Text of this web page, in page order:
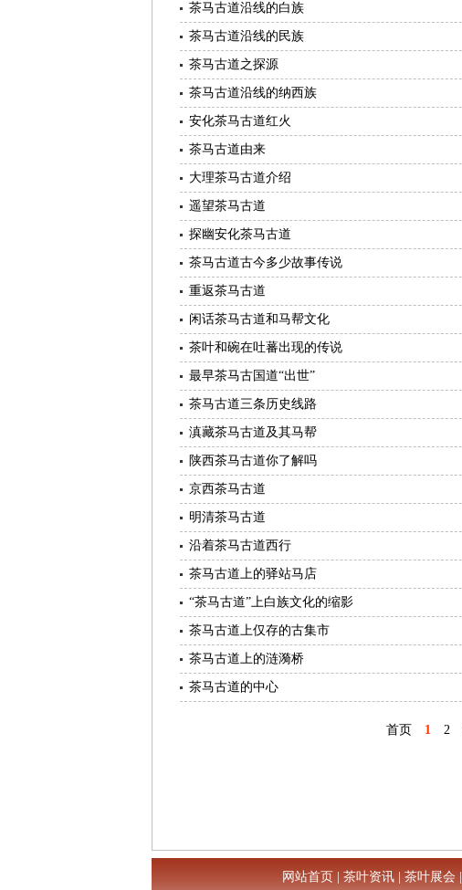
茶马古道沿线的白族
茶马古道沿线的民族
茶马古道之探源
茶马古道沿线的纳西族
安化茶马古道红火
茶马古道由来
大理茶马古道介绍
遥望茶马古道
探幽安化茶马古道
茶马古道古今多少故事传说
重返茶马古道
闲话茶马古道和马帮文化
茶叶和碗在吐蕃出现的传说
最早茶马古国道“出世”
茶马古道三条历史线路
滇藏茶马古道及其马帮
陕西茶马古道你了解吗
京西茶马古道
明清茶马古道
沿着茶马古道西行
茶马古道上的驿站马店
“茶马古道”上白族文化的缩影
茶马古道上仅存的古集市
茶马古道上的涟漪桥
茶马古道的中心
首页 1 2
网站首页 茶叶资讯 茶叶展会